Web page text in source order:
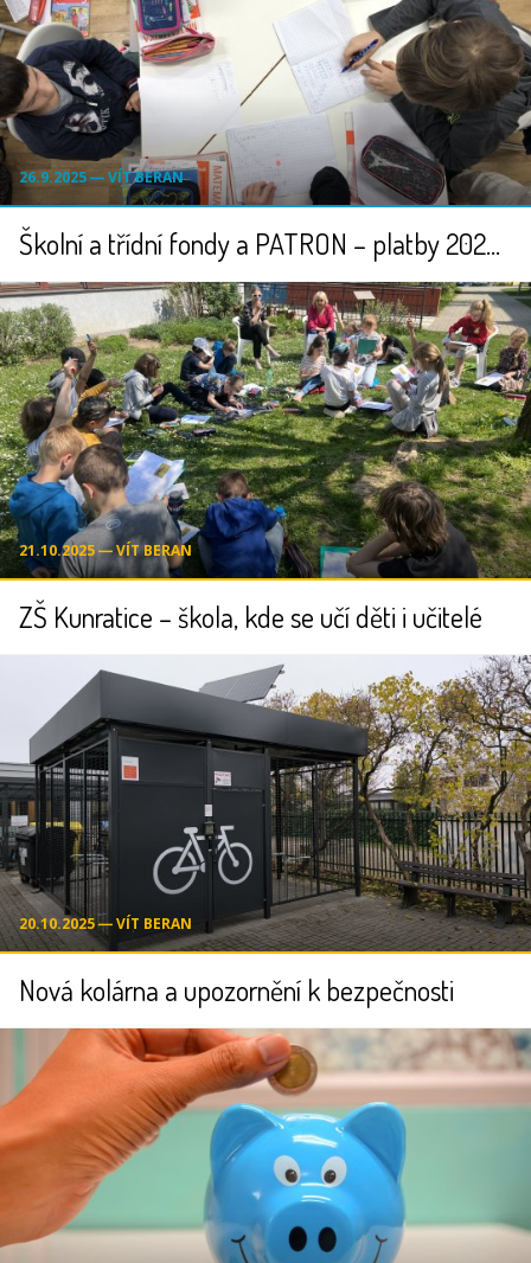
26.9.2025 ― VÍT BERAN
Školní a třídní fondy a PATRON – platby 2025/2026
21.10.2025 ― VÍT BERAN
ZŠ Kunratice – škola, kde se učí děti i učitelé
20.10.2025 ― VÍT BERAN
Nová kolárna a upozornění k bezpečnosti